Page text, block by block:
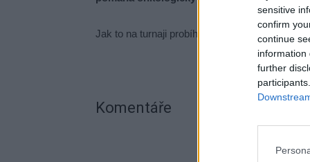
sensitive
confirm
continue
information
further
Jak to na turnaji probíhalo, kolik se podařilo
Komentáře